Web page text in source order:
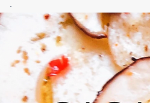
CASA
BARRERO